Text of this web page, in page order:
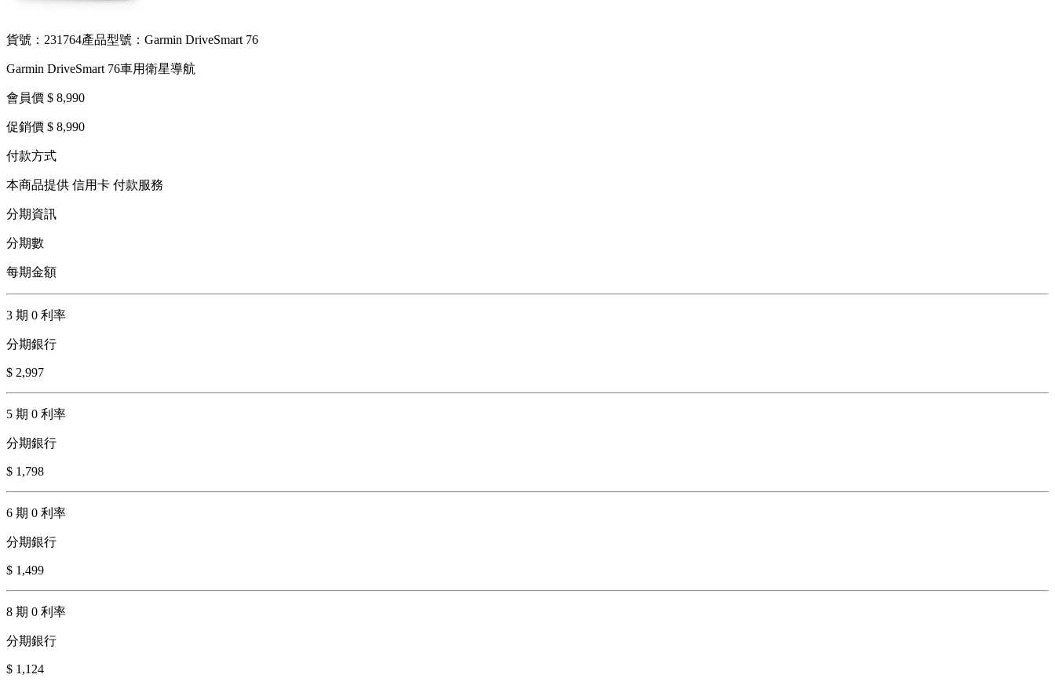
貨號：231764產品型號：Garmin DriveSmart 76
Garmin DriveSmart 76車用衛星導航
會員價 $ 8,990
促銷價 $ 8,990
付款方式
本商品提供 信用卡 付款服務
分期資訊
分期數
每期金額
3 期 0 利率
分期銀行
$ 2,997
5 期 0 利率
分期銀行
$ 1,798
6 期 0 利率
分期銀行
$ 1,499
8 期 0 利率
分期銀行
$ 1,124